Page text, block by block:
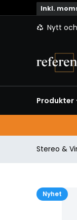
Inkl.
Nytt
Produkter
Stereo &
Nyhet